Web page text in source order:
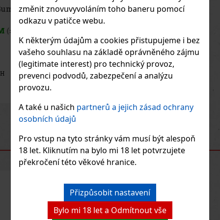
změnit znovuvyvoláním toho baneru pomocí
odkazu v patičce webu.
K některým údajům a cookies přistupujeme i bez
vašeho souhlasu na základě oprávněného zájmu
(legitimate interest) pro technický provoz,
prevenci podvodů, zabezpečení a analýzu
provozu.
A také u našich partnerů a jejich zásad ochrany
osobních údajů
Pro vstup na tyto stránky vám musí být alespoň
18 let. Kliknutím na bylo mi 18 let potvrzujete
překročení této věkové hranice.
Přizpůsobit nastavení
Bylo mi 18 let a Odmítnout vše
Peelerz Gummy White Peach 65g
SKLADEM
Kč bez DPH
DOPORUČENÉ PRODUKTY